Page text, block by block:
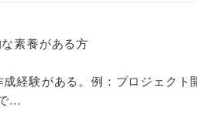
素養がある方
経験がある。例：プロジェクト
...